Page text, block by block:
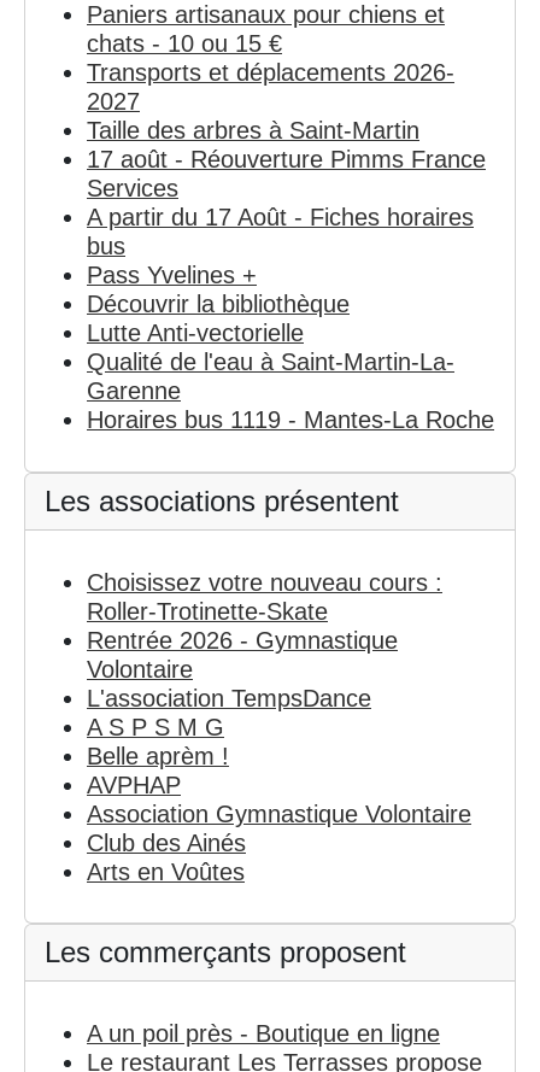
Paniers artisanaux pour chiens et
chats - 10 ou 15 €
Transports et déplacements 2026-
2027
Taille des arbres à Saint-Martin
17 août - Réouverture Pimms France
Services
A partir du 17 Août - Fiches horaires
bus
Pass Yvelines +
Découvrir la bibliothèque
Lutte Anti-vectorielle
Qualité de l'eau à Saint-Martin-La-
Garenne
Horaires bus 1119 - Mantes-La Roche
Les associations présentent
Choisissez votre nouveau cours :
Roller-Trotinette-Skate
Rentrée 2026 - Gymnastique
Volontaire
L'association TempsDance
A S P S M G
Belle aprèm !
AVPHAP
Association Gymnastique Volontaire
Club des Ainés
Arts en Voûtes
Les commerçants proposent
A un poil près - Boutique en ligne
Le restaurant Les Terrasses propose